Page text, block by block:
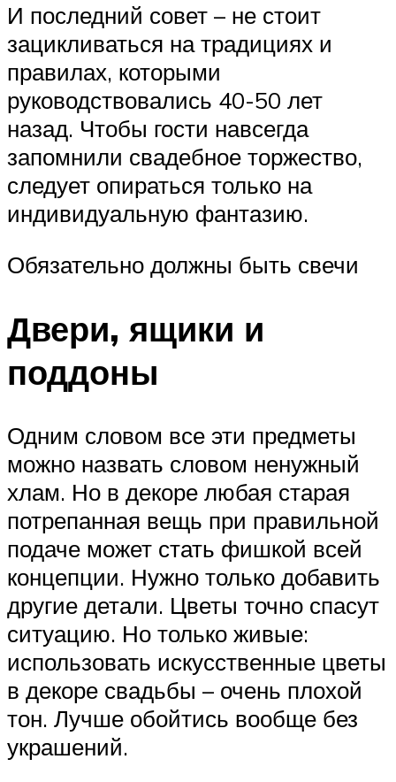
И последний совет – не стоит
зацикливаться на традициях и
правилах, которыми
руководствовались 40-50 лет
назад. Чтобы гости навсегда
запомнили свадебное торжество,
следует опираться только на
индивидуальную фантазию.
Обязательно должны быть свечи
Двери, ящики и
поддоны
Одним словом все эти предметы
можно назвать словом ненужный
хлам. Но в декоре любая старая
потрепанная вещь при правильной
подаче может стать фишкой всей
концепции. Нужно только добавить
другие детали. Цветы точно спасут
ситуацию. Но только живые:
использовать искусственные цветы
в декоре свадьбы – очень плохой
тон. Лучше обойтись вообще без
украшений.